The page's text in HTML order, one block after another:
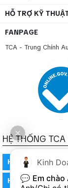
HỖ TRỢ KỸ
FANPAGE
TCA - Trung Chính
HỆ THỐNG
HỒ CHÍ MINH
HỒ CHÍ MINH
Kinh
💬 Em